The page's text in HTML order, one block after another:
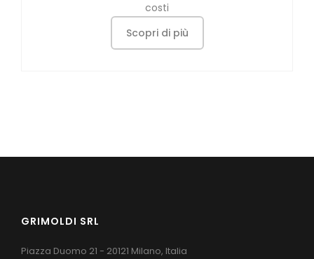
costi
Scopri di più
GRIMOLDI SRL
Piazza Duomo 21 - 20121 Milano, Italia